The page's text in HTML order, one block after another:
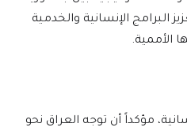
البرامج الإنسانية والخدمية
الأممية.
مؤكداً أن توجه العراق نحو